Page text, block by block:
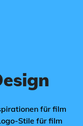
für film
Stile für film